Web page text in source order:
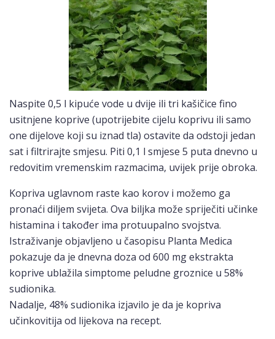
Naspite 0,5 l kipuće vode u dvije ili tri kašičice fino
usitnjene koprive (upotrijebite cijelu koprivu ili samo
one dijelove koji su iznad tla) ostavite da odstoji jedan
sat i filtrirajte smjesu. Piti 0,1 l smjese 5 puta dnevno u
redovitim vremenskim razmacima, uvijek prije obroka.
Kopriva uglavnom raste kao korov i možemo ga
pronaći diljem svijeta. Ova biljka može spriječiti učinke
histamina i također ima protuupalno svojstva.
Istraživanje objavljeno u časopisu Planta Medica
pokazuje da je dnevna doza od 600 mg ekstrakta
koprive ublažila simptome peludne groznice u 58%
sudionika.
Nadalje, 48% sudionika izjavilo je da je kopriva
učinkovitija od lijekova na recept.